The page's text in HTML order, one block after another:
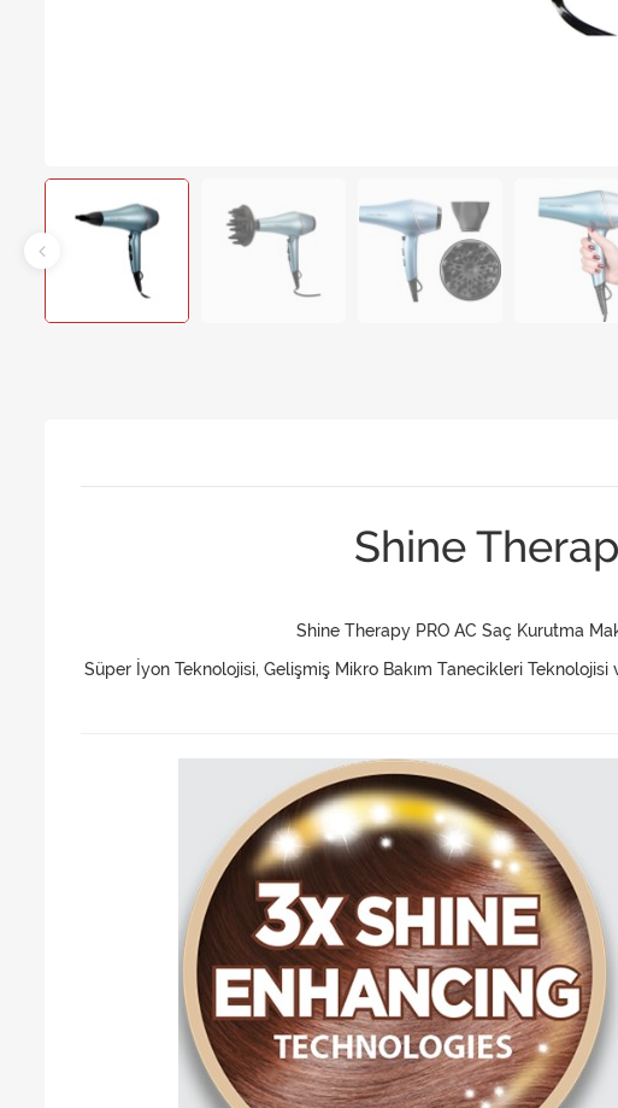
Shine
Shine Therapy PRO AC Saç Kurutma
Süper İyon Teknolojisi, Gelişmiş Mikro Bakım Tanecikleri